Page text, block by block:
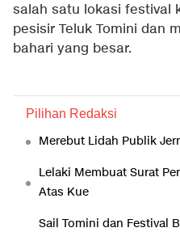
salah satu lokasi festival
pesisir Teluk Tomini dan
bahari yang besar.
Pilihan Redaksi
Merebut Lidah Publik
Lelaki Membuat Surat
Atas Kue
Sail Tomini dan Festival